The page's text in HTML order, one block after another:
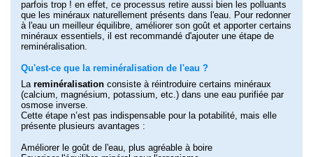
parfois trop ! en effet, ce processus retire aussi bien les polluants
que les minéraux naturellement présents dans l'eau. Pour redonner
à l'eau un meilleur équilibre, améliorer son goût et apporter certains
minéraux essentiels, il est recommandé d'ajouter une étape de
reminéralisation.
Qu'est-ce que la reminéralisation de l'eau ?
La reminéralisation consiste à réintroduire certains minéraux
(calcium, magnésium, potassium, etc.) dans une eau purifiée par
osmose inverse.
Cette étape n’est pas indispensable pour la potabilité, mais elle
présente plusieurs avantages :
Améliorer le goût de l'eau, plus agréable à boire